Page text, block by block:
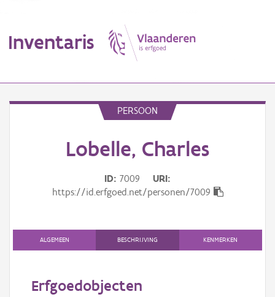
Inventaris
Thema
Persoon of collectief
PERSOON
Lobelle, Charles
ID 7009
URI
https://id.erfgoed.net/personen/7009
ALGEMEEN BESCHRIJVING KENMERKEN
Erfgoedobjecten